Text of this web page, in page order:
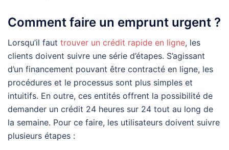
Comment faire un emprunt urgent ?
Lorsqu’il faut trouver un crédit rapide en ligne, les
clients doivent suivre une série d’étapes. S’agissant
d’un financement pouvant être contracté en ligne, les
procédures et le processus sont plus simples et
intuitifs. En outre, ces entités offrent la possibilité de
demander un crédit 24 heures sur 24 tout au long de
la semaine. Pour ce faire, les utilisateurs doivent suivre
plusieurs étapes :